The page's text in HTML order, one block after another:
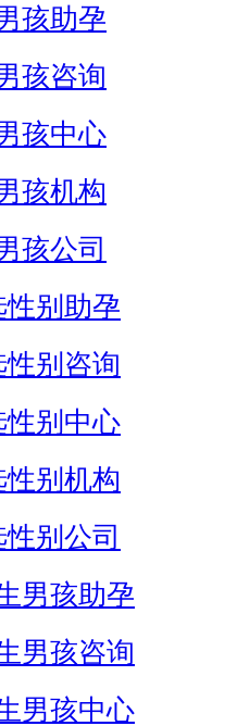
孩助孕
孩咨询
孩中心
孩机构
孩公司
别助孕
别咨询
别中心
别机构
别公司
男孩助孕
男孩咨询
男孩中心